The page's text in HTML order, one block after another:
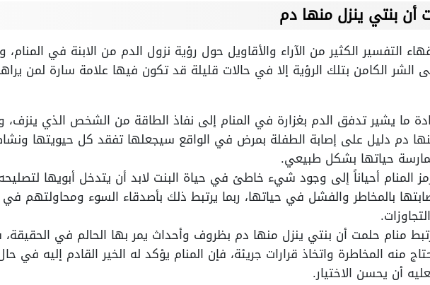
أن بنتي ينزل منها دم
التفسير الكثير من الآراء والأقاويل حول رؤية نزول الدم من الابنة في
الشر الكامن بتلك الرؤية إلا في حالات قليلة قد تكون فيها علامة سارة لمن
ما يشير تدفق الدم بغزارة في المنام إلى نفاذ الطاقة من الشخص الذي ينزف،
دم دليل على إصابة الطفلة بمرض في الواقع سيجعلها تفقد كل حيويتها
حياتها بشكل طبيعي.
المنام أحياناً إلى وجود شيء خاطئ في حياة البنت لابد أن يتدخل أبويها
بالمخاطر والفشل في حياتها، ربما يرتبط ذلك بأصدقاء السوء ومحاولتهم في
منام حلمت أن بنتي ينزل منها دم بظروف وأحداث يمر بها الحالم في
منه المخاطرة واتخاذ قرارات جريئة، فإن المنام يؤكد له الخير القادم إليه
أن يحسن الاختيار.